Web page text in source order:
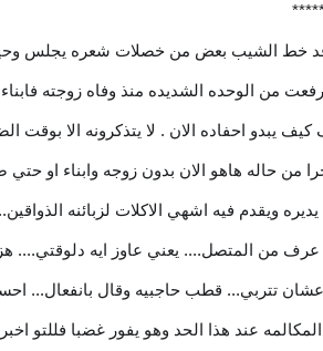
الشيب بعض من خصلات شعره يجلس وحيدا
من الوحده الشديده منذ وفاه زوجته
يبدو احفاده الان . لا يتذكرونه الا بوقت
من حاله هاهو الان بدون زوجه وابناء او
ويقدم فيه اشهي الاكلات لزبائنه
عرف من المتصل.... يعني عاوز ايه دلوقتي....
عشان تتربي... قطب حاجبيه وقال
عند هذا الحد وهو يفور غضبا فللتو